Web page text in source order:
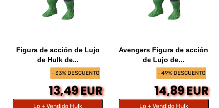
- 33% DESCUENTO
Figura de acción de Lujo
de Hulk de...
13,49 EUR
Lo + Vendido Hulk
- 49% DESCUENTO
Avengers Figura de acción
de Lujo de...
14,89 EUR
Lo + Vendido Hulk